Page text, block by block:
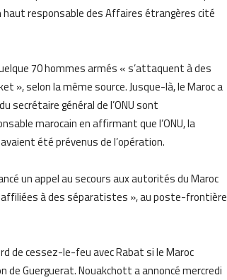
haut responsable des Affaires étrangères cité
70 hommes armés « s’attaquent à des
», selon la même source. Jusque-là, le Maroc a
secrétaire général de l’ONU sont
marocain en affirmant que l’ONU, la
été prévenus de l’opération.
un appel au secours aux autorités du Maroc
à des séparatistes », au poste-frontière
de cessez-le-feu avec Rabat si le Maroc
Guerguerat. Nouakchott a annoncé mercredi